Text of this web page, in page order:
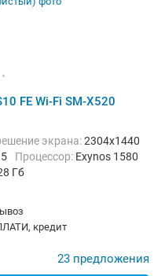
FE Wi-Fi SM-X520
экрана:2304x1440
Процессор: Exynos 1580​
Гб
кредит
23 предложения